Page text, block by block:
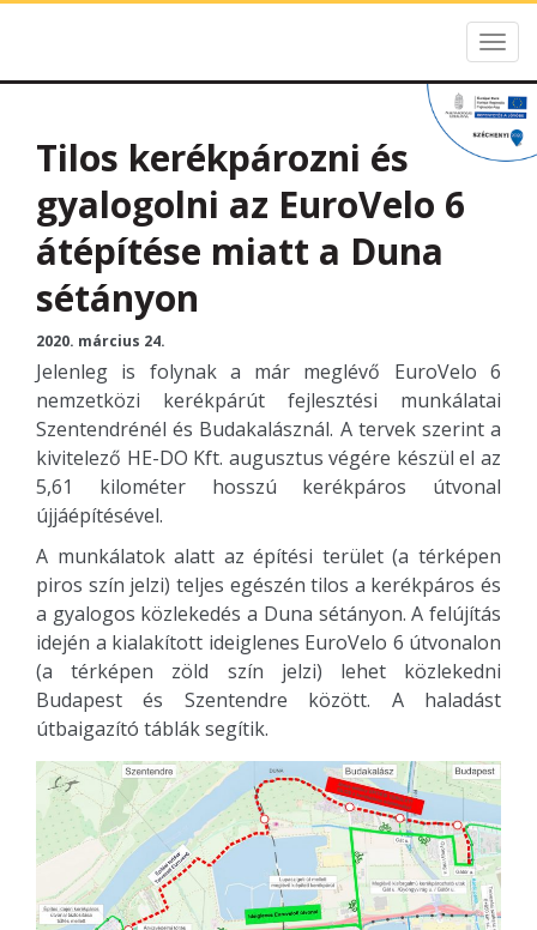
Tilos kerékpározni és
gyalogolni az EuroVelo 6
átépítése miatt a Duna
sétányon
2020. március 24.
Jelenleg is folynak a már meglévő EuroVelo 6
nemzetközi kerékpárút fejlesztési munkálatai
Szentendrénél és Budakalásznál. A tervek szerint a
kivitelező HE-DO Kft. augusztus végére készül el az
5,61 kilométer hosszú kerékpáros útvonal
újjáépítésével.
A munkálatok alatt az építési terület (a térképen
piros szín jelzi) teljes egészén tilos a kerékpáros és
a gyalogos közlekedés a Duna sétányon. A felújítás
idején a kialakított ideiglenes EuroVelo 6 útvonalon
(a térképen zöld szín jelzi) lehet közlekedni
Budapest és Szentendre között. A haladást
útbaigazító táblák segítik.